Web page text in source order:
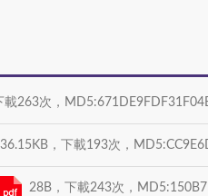
載263次，
36.15KB，下載193次，
28B，下載243次，